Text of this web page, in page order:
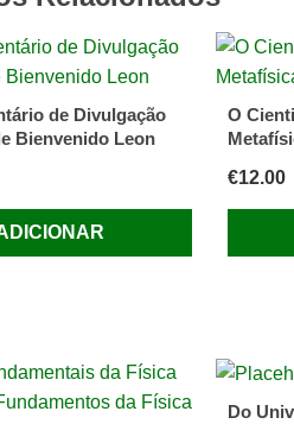
Física
de
I.
de Divulgação
Bienvenido Leon
O
€12.00
Do